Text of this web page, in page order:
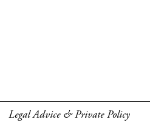
Legal Advice & Private Policy